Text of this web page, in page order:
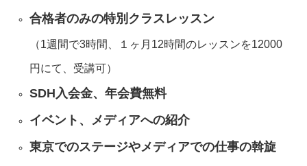
合格者のみの特別クラスレッスン
（1週間で3時間、１ヶ月12時間のレッスンを12000
円にて、受講可）
SDH入会金、年会費無料
イベント、メディアへの紹介
東京でのステージやメディアでの仕事の斡旋